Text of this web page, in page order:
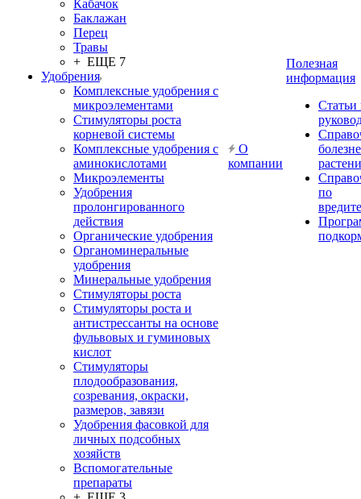
Кабачок
Баклажан
Перец
Травы
+ ЕЩЕ 7
Удобрения
Комплексные удобрения с
микроэлементами
Стимуляторы роста
корневой системы
Комплексные удобрения с
аминокислотами
Микроэлементы
Удобрения
пролонгированного
действия
Органические удобрения
Органоминеральные
удобрения
Минеральные удобрения
Стимуляторы роста
Стимуляторы роста и
антистрессанты на основе
фульвовых и гуминовых
кислот
Стимуляторы
плодообразования,
созревания, окраски,
размеров, завязи
Удобрения фасовкой для
личных подсобных
хозяйств
Вспомогательные
препараты
О
компании
Полезная
информация
Статьи
по